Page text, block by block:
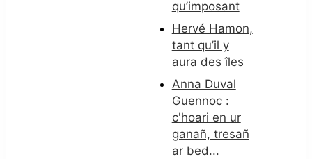
qu’imposant
Hervé Hamon,
tant qu’il y
aura des îles
Anna Duval
Guennoc :
c'hoari en ur
ganañ, tresañ
ar bed...